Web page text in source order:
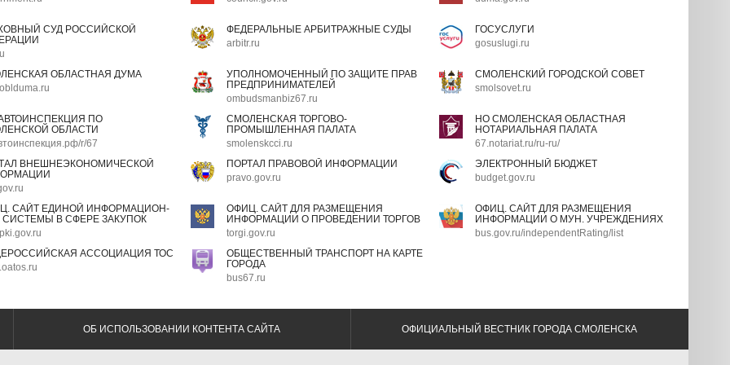
СУД РОССИЙСКОЙ
ФЕДЕРАЛЬНЫЕ АРБИТРАЖНЫЕ СУДЫ
arbitr.ru
ГОСУСЛУГИ
gosuslugi.ru
ОБЛАСТНАЯ ДУМА
УПОЛНОМОЧЕННЫЙ ПО ЗАЩИТЕ ПРАВ
ПРЕДПРИНИМАТЕЛЕЙ
ombudsmanbiz67.ru
СМОЛЕНСКИЙ ГОРОДСКОЙ СОВЕТ
smolsovet.ru
ПО
ОБЛАСТИ
r/67
СМОЛЕНСКАЯ ТОРГОВО-
ПРОМЫШЛЕННАЯ ПАЛАТА
smolenskcci.ru
НО СМОЛЕНСКАЯ ОБЛАСТНАЯ
НОТАРИАЛЬНАЯ ПАЛАТА
67.notariat.ru/ru-ru/
ВНЕШНЕЭКОНОМИЧЕСКОЙ
ПОРТАЛ ПРАВОВОЙ ИНФОРМАЦИИ
pravo.gov.ru
ЭЛЕКТРОННЫЙ БЮДЖЕТ
budget.gov.ru
САЙТ ЕДИНОЙ ИНФОРМАЦИОН-
СИСТЕМЫ В СФЕРЕ ЗАКУПОК
ОФИЦ. САЙТ ДЛЯ РАЗМЕЩЕНИЯ
ИНФОРМАЦИИ О ПРОВЕДЕНИИ ТОРГОВ
torgi.gov.ru
ОФИЦ. САЙТ ДЛЯ РАЗМЕЩЕНИЯ
ИНФОРМАЦИИ О МУН. УЧРЕЖДЕНИЯХ
bus.gov.ru/independentRating/list
АССОЦИАЦИЯ ТОС
ОБЩЕСТВЕННЫЙ ТРАНСПОРТ НА КАРТЕ
ГОРОДА
bus67.ru
ОБ ИСПОЛЬЗОВАНИИ КОНТЕНТА САЙТА ОФИЦИАЛЬНЫЙ ВЕСТНИК ГОРОДА СМОЛЕНСКА